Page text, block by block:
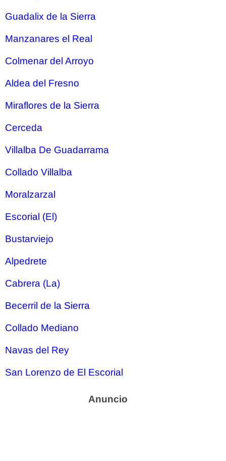
Guadalix de la Sierra
Manzanares el Real
Colmenar del Arroyo
Aldea del Fresno
Miraflores de la Sierra
Cerceda
Villalba De Guadarrama
Collado Villalba
Moralzarzal
Escorial (El)
Bustarviejo
Alpedrete
Cabrera (La)
Becerril de la Sierra
Collado Mediano
Navas del Rey
San Lorenzo de El Escorial